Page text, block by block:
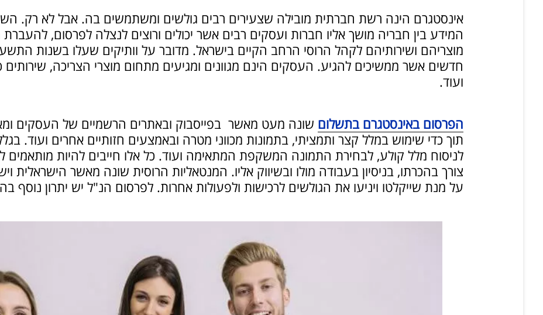
אינסטגרם הינה רשת חברתית מובילה שצעירים רבים גולשים ומשתמשים בה. אבל לא רק.
המידע בין חבריה מושך אליו חברות ועסקים רבים אשר יכולים ורוצים לנצלה לפרסום,
מוצריהם ושירותיהם לקהל הרוסי הרחב הקיים בישראל. מדובר על וותיקים שעלו בשנות
חדשים אשר ממשיכים להגיע. העסקים הינם מגוונים ומגיעים מתחום מוצרי הצריכה, שירותים
ועוד.
הפרסום באינסטגרם בתשלום שונה מעט מאשר בפייסבוק ובאתרים הרשמיים של העסקים
תוך כדי שימוש במלל קצר ותמציתי, בתמונות מכווני מטרה ובאמצעים חזותיים אחרים ועוד.
לניסוח מלל קולע, לבחירת התמונה המשקפת המתאימה ועוד. כל אלו חייבים להיות
צורך בהכרתו, בניסיון בעבודה מולו ובשיווק אליו. המנטאליות הרוסית שונה מאשר הישראלית
על מנת שייקלטו ויניעו את הגולשים לרכישות ולפעולות אחרות. לפרסום הנ"ל יש יתרון נוסף